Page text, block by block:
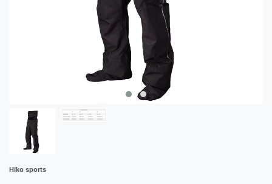
Hiko sports